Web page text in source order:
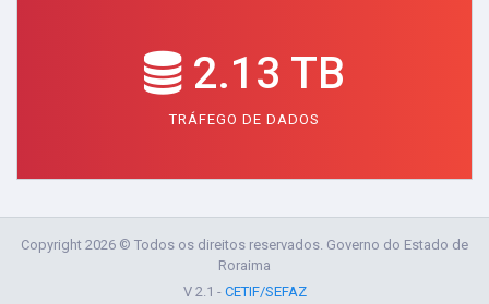
2.13 TB
TRÁFEGO DE DADOS
Copyright 2026 © Todos os direitos reservados. Governo do Estado de
Roraima
V 2.1 - CETIF/SEFAZ